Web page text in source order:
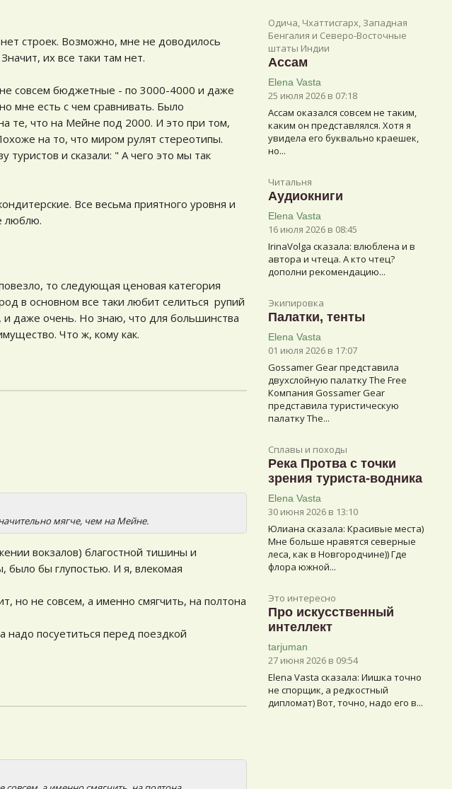
Одича, Чхаттисгарх, Западная
Бенгалия и Северо-Восточные
штаты Индии
Ассам
Elena Vasta
25 июля 2026 в 07:18
Ассам оказался совсем не таким,
каким он представлялся. Хотя я
увидела его буквально краешек,
но...
Читальня
Аудиокниги
Elena Vasta
16 июля 2026 в 08:45
IrinaVolga сказалa: влюблена и в
автора и чтеца. А кто чтец?
дополни рекомендацию...
Экипировка
Палатки, тенты
Elena Vasta
01 июля 2026 в 17:07
Gossamer Gear представила
двухслойную палатку The Free
Компания Gossamer Gear
представила туристическую
палатку The...
Сплавы и походы
Река Протва с точки
зрения туриста-водника
Elena Vasta
30 июня 2026 в 13:10
Юлиана сказалa: Красивые места)
Мне больше нравятся северные
леса, как в Новгородчине)) Где
флора южной...
Это интересно
Про искусственный
интеллект
tarjuman
27 июня 2026 в 09:54
Elena Vasta сказалa: Иишка точно
не спорщик, а редкостный
дипломат) Вот, точно, надо его в...
строек. Возможно, мне не доводилось
их все таки там нет.
совсем бюджетные - по 3000-4000 и даже
мне есть с чем сравнивать. Было
те, что на Мейне под 2000. И это при том,
на то, что миром рулят стереотипы.
и сказали: " А чего это мы так
Все весьма приятного уровня и
люблю.
то следующая ценовая категория
в основном все таки любит селиться рупий
и даже очень. Но знаю, что для большинства
Что ж, кому как.
мягче, чем на Мейне.
вокзалов) благостной тишины и
было бы глупостью. И я, влекомая
но не совсем, а именно смягчить, на полтона
надо посуетиться перед поездкой